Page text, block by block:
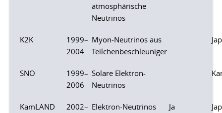
atmosphärische
Neutrinos
K2K
1999–
2004
Myon-Neutrinos aus
Teilchenbeschleuniger
SNO
1999–
2006
Solare Elektron-
Neutrinos
KamLAND 2002– Elektron-Neutrinos
Ja